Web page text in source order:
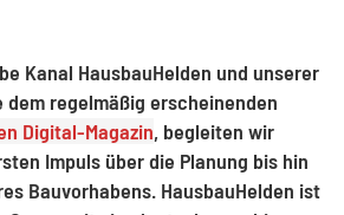
Kanal HausbauHelden und unserer
dem regelmäßig erscheinenden
Digital-Magazin, begleiten wir
Impuls über die Planung bis hin
Bauvorhabens. HausbauHelden ist